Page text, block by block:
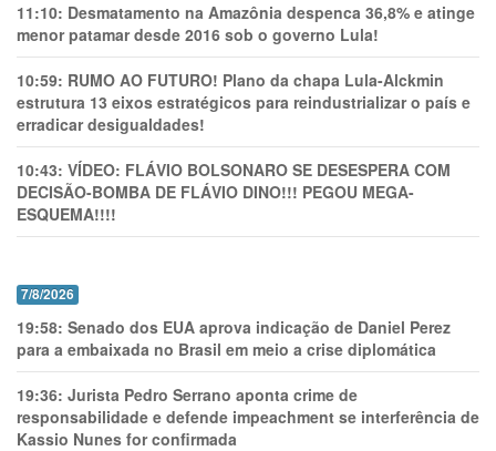
11:10: Desmatamento na Amazônia despenca 36,8% e atinge
menor patamar desde 2016 sob o governo Lula!
10:59: RUMO AO FUTURO! Plano da chapa Lula-Alckmin
estrutura 13 eixos estratégicos para reindustrializar o país e
erradicar desigualdades!
10:43: VÍDEO: FLÁVIO BOLSONARO SE DESESPERA COM
DECISÃO-BOMBA DE FLÁVIO DINO!!! PEGOU MEGA-
ESQUEMA!!!!
7/8/2026
19:58: Senado dos EUA aprova indicação de Daniel Perez
para a embaixada no Brasil em meio a crise diplomática
19:36: Jurista Pedro Serrano aponta crime de
responsabilidade e defende impeachment se interferência de
Kassio Nunes for confirmada